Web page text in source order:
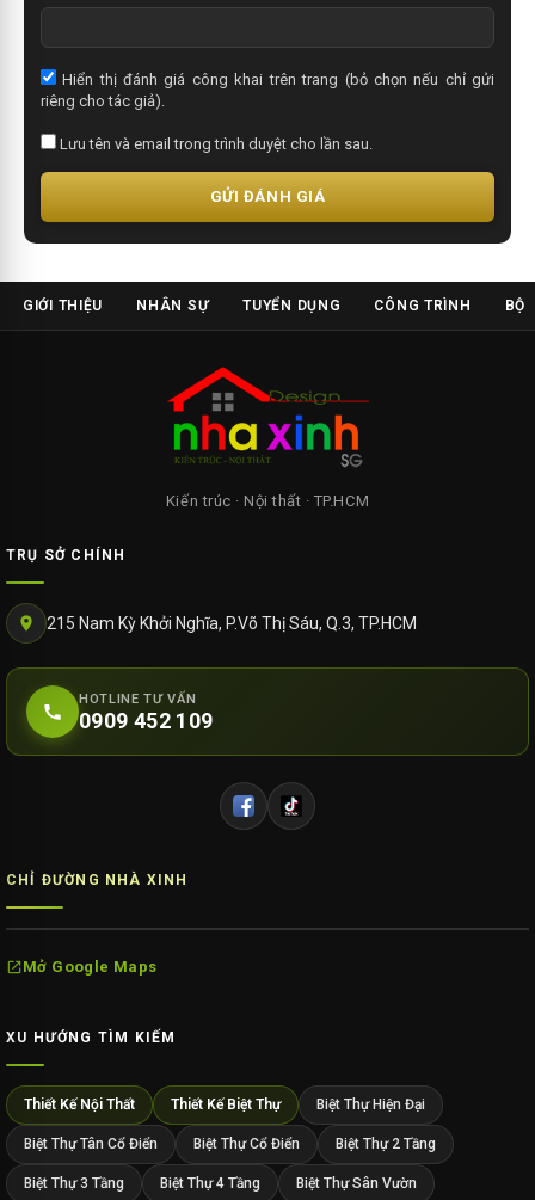
Hiển thị đánh giá công khai trên trang (bỏ chọn nếu chỉ gửi
riêng cho tác giả).
Lưu tên và email trong trình duyệt cho lần sau.
GỬI ĐÁNH GIÁ
GIỚI THIỆU NHÂN SỰ TUYỂN DỤNG CÔNG TRÌNH BỘ
Kiến trúc · Nội thất · TP.HCM
TRỤ SỞ CHÍNH
215 Nam Kỳ Khởi Nghĩa, P.Võ Thị Sáu, Q.3, TP.HCM
HOTLINE TƯ VẤN
0909 452 109
CHỈ ĐƯỜNG NHÀ XINH
Mở Google Maps
XU HƯỚNG TÌM KIẾM
Thiết Kế Nội Thất Thiết Kế Biệt Thự Biệt Thự Hiện Đại
Biệt Thự Tân Cổ Điển Biệt Thự Cổ Điển Biệt Thự 2 Tầng
Biệt Thự 3 Tầng Biệt Thự 4 Tầng Biệt Thự Sân Vườn